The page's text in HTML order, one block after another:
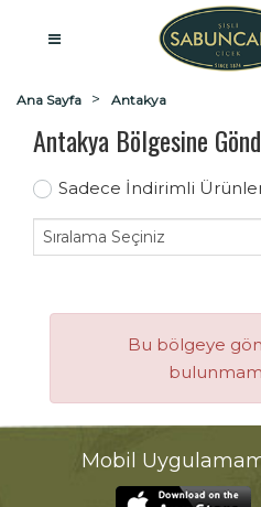
Ana Sayfa Antakya
Antakya Bölgesine
Sadece İndirimli
Bu bölgeye
Mobil